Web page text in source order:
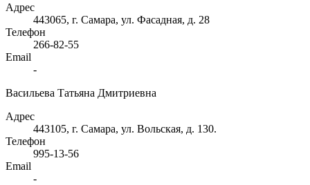
Адрес
443065, г. Самара, ул. Фасадная, д. 28
Телефон
266-82-55
Email
-
Васильева Татьяна Дмитриевна
Адрес
443105, г. Самара, ул. Вольская, д. 130.
Телефон
995-13-56
Email
-